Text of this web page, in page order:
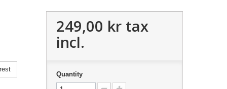
249,00 krtax
incl.
Quantity